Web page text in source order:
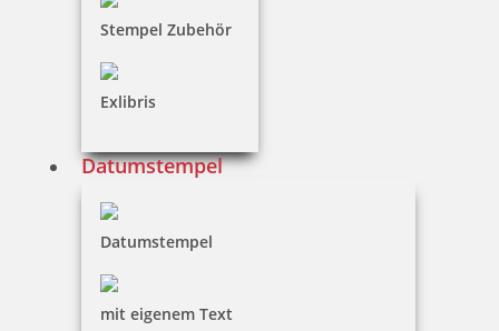
Stempel Zubehör
Exlibris
Datumstempel
Datumstempel
mit eigenem Text
Ersatztextplatte für Trodat Professional 5470 / 5474
Datumstempel
ab 6,78 €
Jetzt gestalten